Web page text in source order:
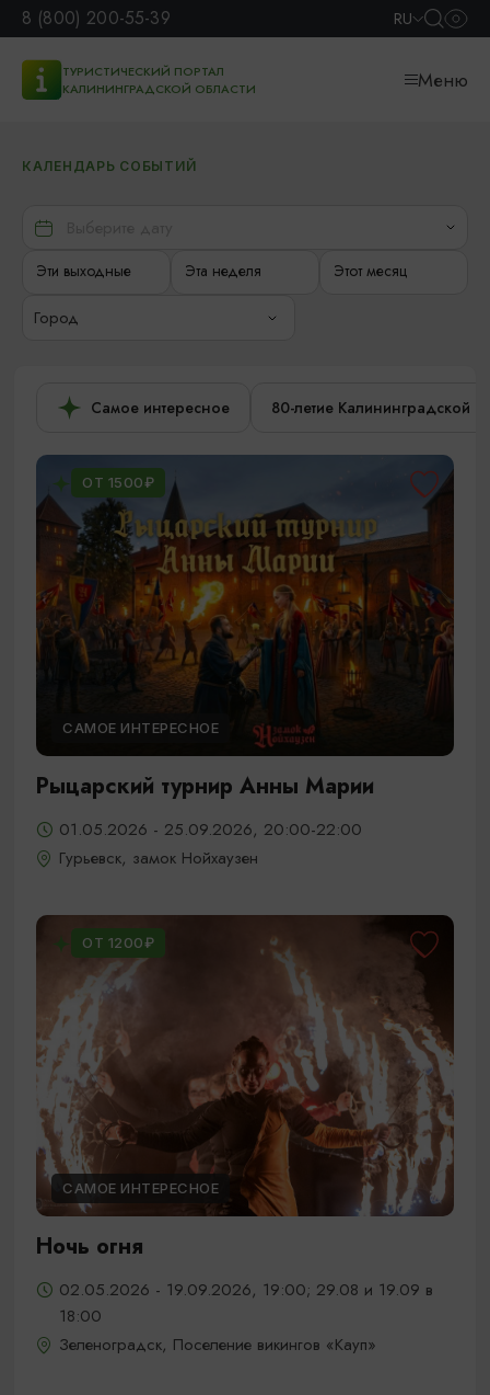
8 (800) 200-55-39 RU
ТУРИСТИЧЕСКИЙ ПОРТАЛ
КАЛИНИНГРАДСКОЙ ОБЛАСТИ
Меню
КАЛЕНДАРЬ СОБЫТИЙ
Эти выходные Эта неделя Этот месяц
Город
Самое интересное 80-летие Калининградской
ОТ 1500₽
САМОЕ ИНТЕРЕСНОЕ
Рыцарский турнир Анны Марии
01.05.2026 - 25.09.2026, 20:00-22:00
Гурьевск, замок Нойхаузен
ОТ 1200₽
САМОЕ ИНТЕРЕСНОЕ
Ночь огня
02.05.2026 - 19.09.2026, 19:00; 29.08 и 19.09 в
18:00
Зеленоградск, Поселение викингов «Кауп»